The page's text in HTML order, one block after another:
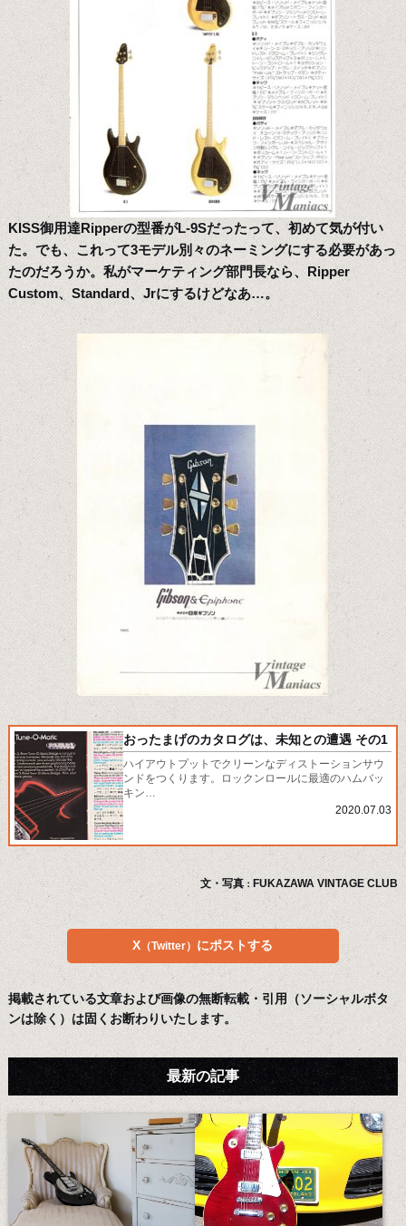
KISS御用達Ripperの型番がL-9Sだったって、初めて気が付い
た。でも、これって3モデル別々のネーミングにする必要があっ
たのだろうか。私がマーケティング部門長なら、Ripper
Custom、Standard、Jrにするけどなあ…。
おったまげのカタログは、未知との遭遇 その1
ハイアウトプットでクリーンなディストーションサウ
ンドをつくります。ロックンロールに最適のハムバッ
キン…
2020.07.03
文・写真 ： FUKAZAWA VINTAGE CLUB
X （Twitter） にポストする
掲載されている文章および画像の無断転載・引用（ソーシャルボタ
ンは除く）は固くお断わりいたします。
最新の記事